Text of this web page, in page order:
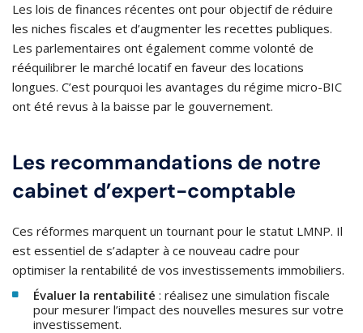
Les lois de finances récentes ont pour objectif de réduire
les niches fiscales et d’augmenter les recettes publiques.
Les parlementaires ont également comme volonté de
rééquilibrer le marché locatif en faveur des locations
longues. C’est pourquoi les avantages du régime micro-BIC
ont été revus à la baisse par le gouvernement.
Les recommandations de notre
cabinet d’expert-comptable
Ces réformes marquent un tournant pour le statut LMNP. Il
est essentiel de s’adapter à ce nouveau cadre pour
optimiser la rentabilité de vos investissements immobiliers.
Évaluer la rentabilité : réalisez une simulation fiscale
pour mesurer l’impact des nouvelles mesures sur votre
investissement.​